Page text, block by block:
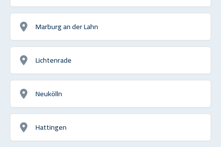
Marburg an der Lahn
Lichtenrade
Neukölln
Hattingen